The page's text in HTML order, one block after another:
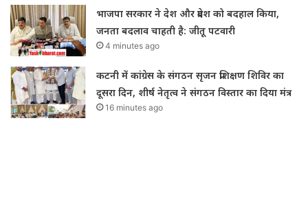
भाजपा सरकार ने देश और प्रदेश को बदहाल किया,
जनता बदलाव चाहती है: जीतू पटवारी
4 minutes ago
कटनी में कांग्रेस के संगठन सृजन प्रशिक्षण शिविर का
दूसरा दिन, शीर्ष नेतृत्व ने संगठन विस्तार का दिया मंत्र
16 minutes ago